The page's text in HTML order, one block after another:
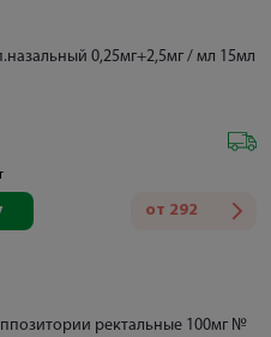
0,25мг+2,5мг / мл 15мл
от 292
ректальные 100мг №